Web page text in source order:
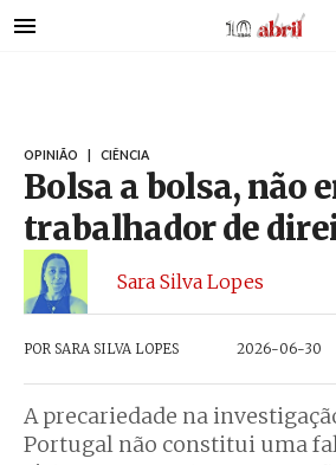
para
OPINIÃO CIÊNCIA
Bolsa a bolsa, não
trabalhador de
Sara Silva Lopes
POR SARA SILVA LOPES 2026-06-30
A precariedade na
Portugal não constitui uma